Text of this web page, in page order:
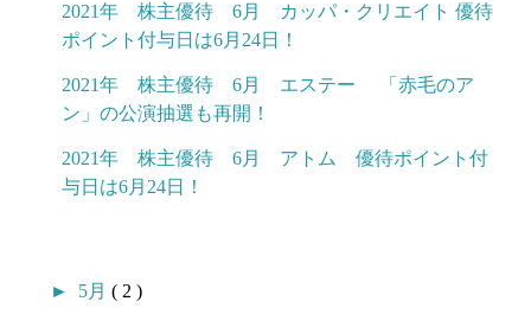
2021年 株主優待 6月 カッパ・クリエイト 優待
ポイント付与日は6月24日！
2021年 株主優待 6月 エステー 「赤毛のア
ン」の公演抽選も再開！
2021年 株主優待 6月 アトム 優待ポイント付
与日は6月24日！
► 5月( 2 )